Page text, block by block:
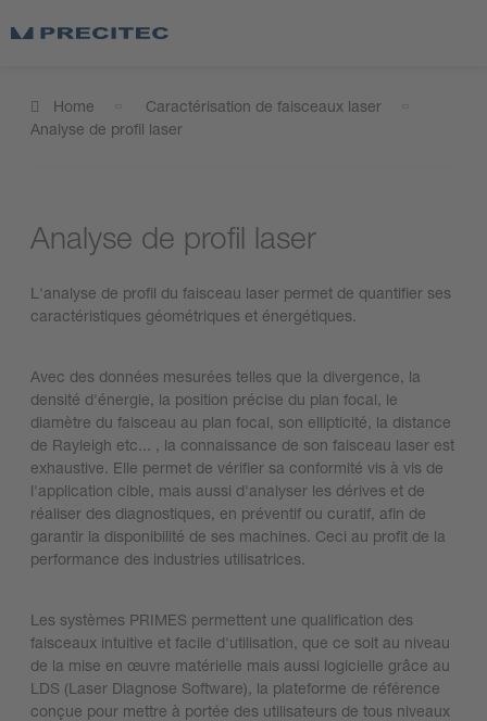
Home
Caractérisation de faisceaux laser
Analyse de profil laser​
Analyse de profil laser
L'analyse de profil du faisceau laser permet de quantifier ses
caractéristiques géométriques et énergétiques. ​
Avec des données mesurées telles que la divergence, la
densité d'énergie, la position précise du plan focal, le
diamètre du faisceau au plan focal, son ellipticité, la distance
de Rayleigh etc... , la connaissance de son faisceau laser est
exhaustive. Elle permet de vérifier sa conformité vis à vis de
l'application cible, mais aussi d'analyser les dérives et de
réaliser des diagnostiques, en préventif ou curatif, afin de
garantir la disponibilité de ses machines. Ceci au profit de la
performance des industries utilisatrices.​
Les systèmes PRIMES permettent une qualification des
faisceaux intuitive et facile d'utilisation, que ce soit au niveau
de la mise en œuvre matérielle mais aussi logicielle grâce au
LDS (Laser Diagnose Software), la plateforme de référence
conçue pour mettre à portée des utilisateurs de tous niveaux